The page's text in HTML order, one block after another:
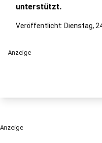
unterstützt.
Veröffentlicht: Dienstag,
Anzeige
Anzeige